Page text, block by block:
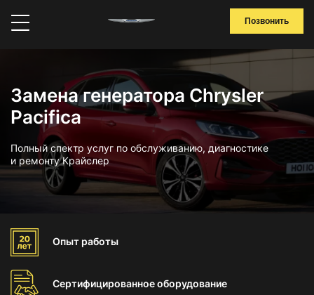
Позвонить
Замена генератора Chrysler
Pacifica
Полный спектр услуг по обслуживанию, диагностике
и ремонту Крайслер
Опыт работы
Сертифицированноеоборудование